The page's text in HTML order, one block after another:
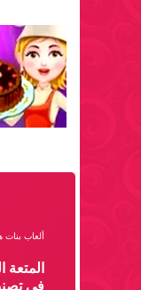
ألعاب بنات
في